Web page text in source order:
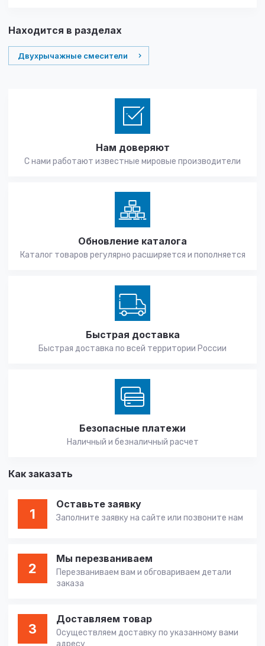
Находится в разделах
Двухрычажные смесители
Нам доверяют
С нами работают известные мировые производители
Обновление каталога
Каталог товаров регулярно расширяется и пополняется
Быстрая доставка
Быстрая доставка по всей территории России
Безопасные платежи
Наличный и безналичный расчет
Как заказать
1
Оставьте заявку
Заполните заявку на сайте или позвоните нам
2
Мы перезваниваем
Перезваниваем вам и обговариваем детали
заказа
3
Доставляем товар
Осуществляем доставку по указанному вами
адресу